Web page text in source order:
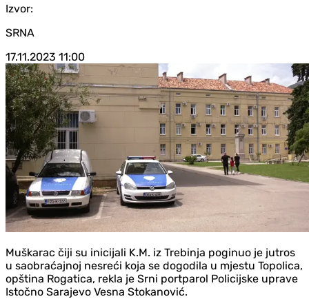
Izvor:
SRNA
17.11.2023 11:00
Muškarac čiji su inicijali K.M. iz Trebinja poginuo je jutros
u saobraćajnoj nesreći koja se dogodila u mjestu Topolica,
opština Rogatica, rekla je Srni portparol Policijske uprave
Istočno Sarajevo Vesna Stokanović.